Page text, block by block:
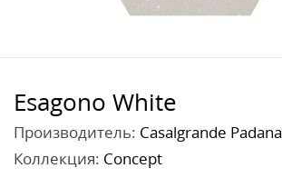
Esagono White
Производитель: Casalgrande Padana
Коллекция: Concept